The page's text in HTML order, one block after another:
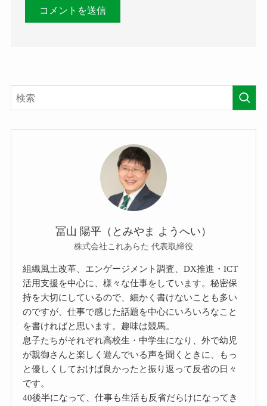
冨山 陽平（とみやま ようへい）
株式会社これあらた 代表取締役
組織風土改革、エンゲージメント調査、DX推進・ICT
活用支援を中心に、様々な仕事をしています。秘密保
持を大切にしているので、細かく書けないことも多い
のですが、仕事で感じた話題を中心にいろいろなこと
を書ければと思います。趣味は競馬。
息子たちがそれぞれ高校生・中学生になり、外で幼児
が親御さんと楽しく遊んでいる声を聞くときに、もっ
と優しくしておけば良かったと振り返って反省の日々
です。
40後半になって、仕事も生活も反省だらけになってき